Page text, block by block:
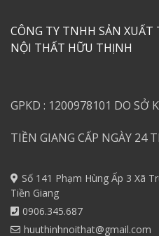
CÔNG TY TNHH SẢN
NỘI THẤT HỮU THỊNH
GPKD : 1200978101 DO SỞ
TIỀN GIANG CẤP NGÀY 24
Số 141 Phạm Hùng Ấp 3 Xã
Tiền Giang
0906.345.687
huuthinhnoithat@gmail.com